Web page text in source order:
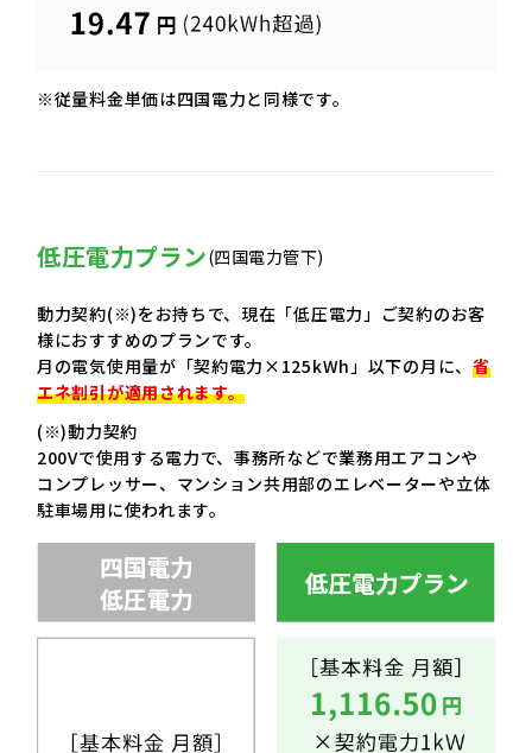
※従量料金単価は四国電力と同様です。
低圧電力プラン(四国電力管下)
動力契約(※)をお持ちで、現在「低圧電力」ご契約のお客
様におすすめのプランです。
月の電気使用量が「契約電力×125kWh」以下の月に、 省
エネ割引が適用されます。
(※)動力契約
200Vで使用する電力で、事務所などで業務用エアコンや
コンプレッサー、マンション共用部のエレベーターや立体
駐車場用に使われます。